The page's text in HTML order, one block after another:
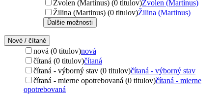
Zvolen (Martinus) (0 titulov)Zvolen (Martinus)
Žilina (Martinus) (0 titulov)Žilina (Martinus)
Ďalšie možnosti
Nové / čítané
nová (0 titulov)nová
čítaná (0 titulov)čítaná
čítaná - výborný stav (0 titulov)čítaná - výborný stav
čítaná - mierne opotrebovaná (0 titulov)čítaná - mierne
opotrebovaná